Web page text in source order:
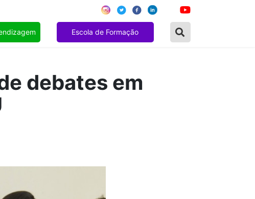
Escola de Formação
debates em